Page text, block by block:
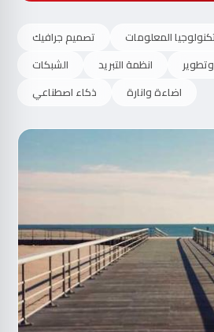
المعلومات
تصميم جرافيك
انظمة التبريد
الشبكات
اضاءة وانارة
ذكاء اصطناعي